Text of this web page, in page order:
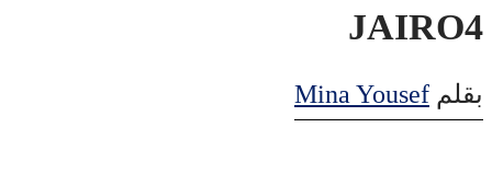
JAIRO4
بقلم Mina Yousef